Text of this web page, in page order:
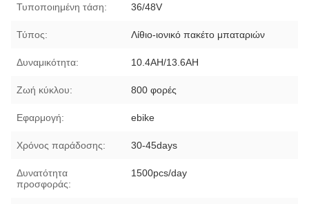
Τυποποιημένη τάση: 36/48V
Τύπος: Λίθιο-ιονικό πακέτο μπαταριών
Δυναμικότητα: 10.4AH/13.6AH
Ζωή κύκλου: 800 φορές
Εφαρμογή: ebike
Χρόνος παράδοσης: 30-45days
Δυνατότητα
προσφοράς:
1500pcs/day